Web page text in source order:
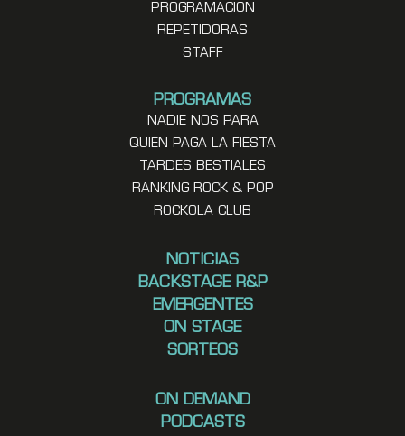
PROGRAMACION
REPETIDORAS
STAFF
PROGRAMAS
NADIE NOS PARA
QUIEN PAGA LA FIESTA
TARDES BESTIALES
RANKING ROCK & POP
ROCKOLA CLUB
NOTICIAS
BACKSTAGE R&P
EMERGENTES
ON STAGE
SORTEOS
ON DEMAND
PODCASTS